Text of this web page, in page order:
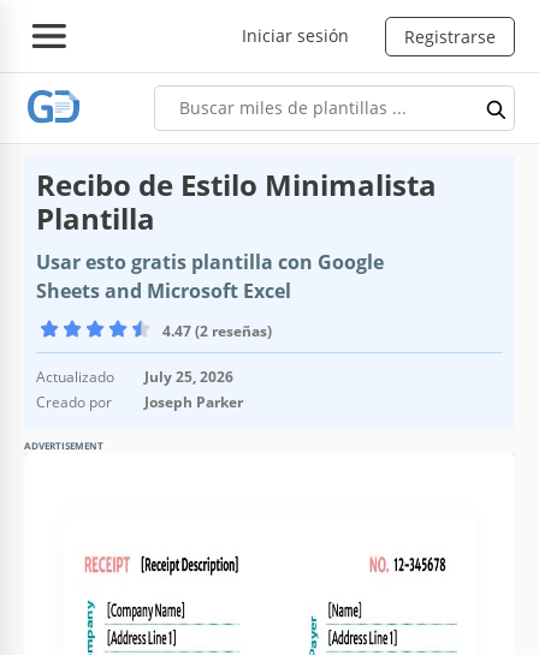
Iniciar sesión Registrarse
Recibo de Estilo Minimalista
Plantilla
Usar esto gratis plantilla con Google
Sheets and Microsoft Excel
4.47 (2 reseñas)
Actualizado
July 25, 2026
Creado por
Joseph Parker
ADVERTISEMENT